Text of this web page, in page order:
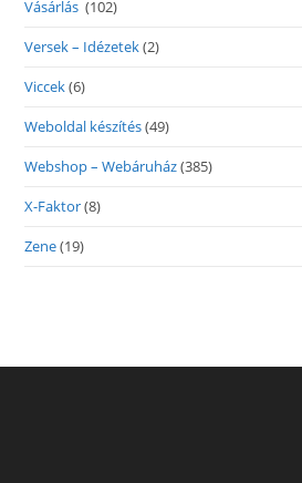
Vásárlás (102)
Versek – Idézetek(2)
Viccek(6)
Weboldal készítés(49)
Webshop – Webáruház(385)
X-Faktor(8)
Zene(19)